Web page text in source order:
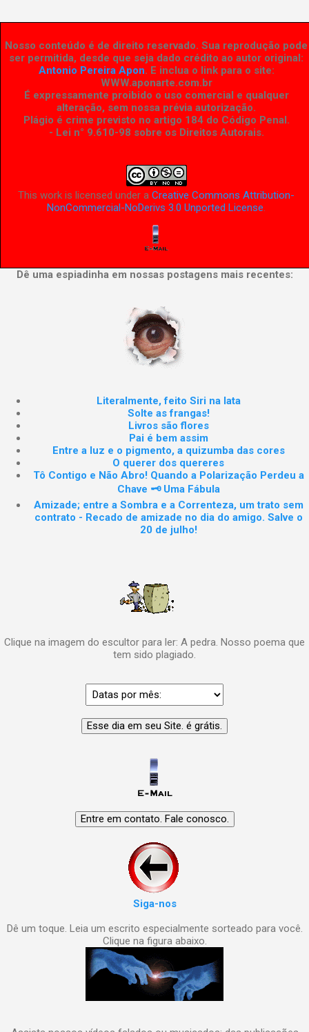
Nosso conteúdo é de direito reservado. Sua reprodução pode
ser permitida, desde que seja dado crédito ao autor original:
Antonio Pereira Apon. E inclua o link para o site:
WWW.aponarte.com.br
É expressamente proibido o uso comercial e qualquer
alteração, sem nossa prévia autorização.
Plágio é crime previsto no artigo 184 do Código Penal.
- Lei n° 9.610-98 sobre os Direitos Autorais.
This work is licensed under aCreative Commons Attribution-
NonCommercial-NoDerivs 3.0 Unported License
Dê uma espiadinha em nossas postagens mais recentes:
Literalmente, feito Siri na lata
Solte as frangas!
Livros são flores
Pai é bem assim
Entre a luz e o pigmento, a quizumba das cores
O querer dos quereres
Tô Contigo e Não Abro! Quando a Polarização Perdeu a
Chave 🗝️ Uma Fábula
Amizade; entre a Sombra e a Correnteza, um trato sem
contrato - Recado de amizade no dia do amigo. Salve o
20 de julho!
Clique na imagem do escultor para ler: A pedra. Nosso poema que
tem sido plagiado.
Siga-nos
Dê um toque. Leia um escrito especialmente sorteado para você.
Clique na figura abaixo.